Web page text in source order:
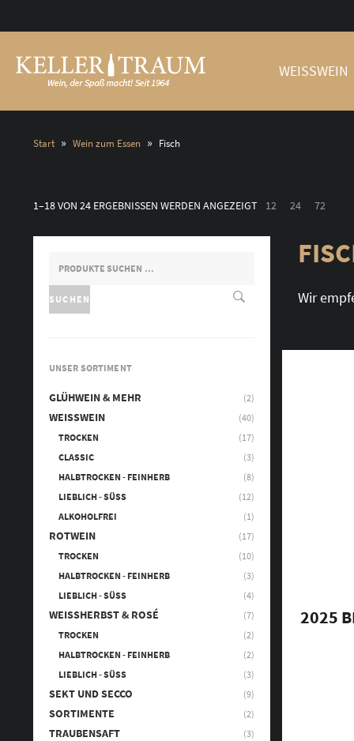
WEISSWEIN
Start » Wein zum Essen » Fisch
1–18 VON 24 ERGEBNISSEN WERDEN ANGEZEIGT 12 24 72
SUCHEN
NACH:
SUCHEN
UNSER SORTIMENT
GLÜHWEIN & MEHR (2)
WEISSWEIN
(40)
TROCKEN
(17)
CLASSIC
(3)
HALBTROCKEN - FEINHERB
(8)
LIEBLICH - SÜSS
(12)
ALKOHOLFREI
(1)
ROTWEIN
(17)
TROCKEN
(10)
HALBTROCKEN - FEINHERB
(3)
LIEBLICH - SÜSS
(4)
WEISSHERBST & ROSÉ
(7)
TROCKEN
(2)
HALBTROCKEN - FEINHERB
(2)
LIEBLICH - SÜSS
(3)
SEKT UND SECCO (9)
SORTIMENTE (2)
TRAUBENSAFT (3)
Wir
2025